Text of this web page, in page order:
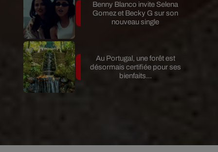
Benny Blanco invite Selena
Gomez et Becky G sur son
nouveau single
Au Portugal, une forêt est
désormais certifiée pour ses
bienfaits...